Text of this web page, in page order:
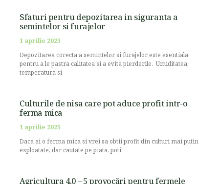
Sfaturi pentru depozitarea in siguranta a
semintelor si furajelor
1 aprilie 2025
Depozitarea corecta a semintelor si furajelor este esentiala
pentru a le pastra calitatea si a evita pierderile. Umiditatea,
temperatura si
Culturile de nisa care pot aduce profit intr-o
ferma mica
1 aprilie 2025
Daca ai o ferma mica si vrei sa obtii profit din culturi mai putin
exploatate, dar cautate pe piata, poti
Agricultura 4.0 – 5 provocări pentru fermele